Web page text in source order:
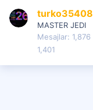
turko35408
MASTER JEDI
Mesajlar 1,876
1,401